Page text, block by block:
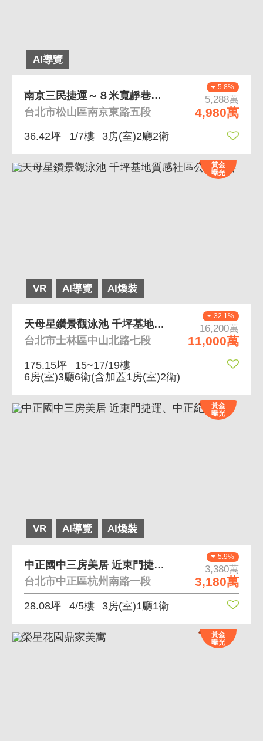
AI導覽
5.8%
5,288萬
4,980萬
南京三民捷運～８米寬靜巷一樓好停車
台北市松山區南京東路五段
36.42坪 1/7樓 3房(室)2廳2衛
VR AI導覽 AI煥裝
黃金
曝光
32.1%
16,200萬
11,000萬
天母星鑽景觀泳池 千坪基地質感社區公設完善
台北市士林區中山北路七段
175.15坪
15~17/19樓
6房(室)3廳6衛(含加蓋1房(室)2衛)
VR AI導覽 AI煥裝
黃金
曝光
5.9%
3,380萬
3,180萬
中正國中三房美居 近東門捷運、中正紀念堂
台北市中正區杭州南路一段
28.08坪 4/5樓 3房(室)1廳1衛
黃金
曝光